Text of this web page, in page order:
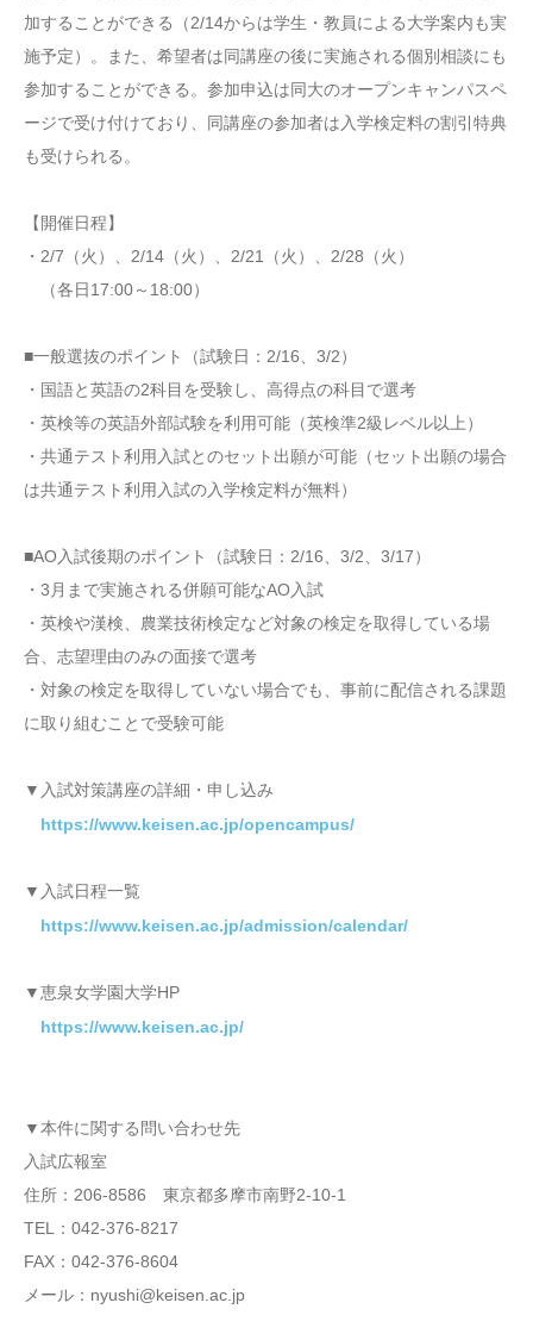
加することができる（2/14からは学生・教員による大学案内も実
施予定）。また、希望者は同講座の後に実施される個別相談にも
参加することができる。参加申込は同大のオープンキャンパスペ
ージで受け付けており、同講座の参加者は入学検定料の割引特典
も受けられる。
【開催日程】
・2/7（火）、2/14（火）、2/21（火）、2/28（火）
（各日17:00～18:00）
■一般選抜のポイント（試験日：2/16、3/2）
・国語と英語の2科目を受験し、高得点の科目で選考
・英検等の英語外部試験を利用可能（英検準2級レベル以上）
・共通テスト利用入試とのセット出願が可能（セット出願の場合
は共通テスト利用入試の入学検定料が無料）
■AO入試後期のポイント（試験日：2/16、3/2、3/17）
・3月まで実施される併願可能なAO入試
・英検や漢検、農業技術検定など対象の検定を取得している場
合、志望理由のみの面接で選考
・対象の検定を取得していない場合でも、事前に配信される課題
に取り組むことで受験可能
▼入試対策講座の詳細・申し込み
https://www.keisen.ac.jp/opencampus/
▼入試日程一覧
https://www.keisen.ac.jp/admission/calendar/
▼恵泉女学園大学HP
https://www.keisen.ac.jp/
▼本件に関する問い合わせ先
入試広報室
住所：206-8586 東京都多摩市南野2-10-1
TEL：042-376-8217
FAX：042-376-8604
メール：nyushi@keisen.ac.jp